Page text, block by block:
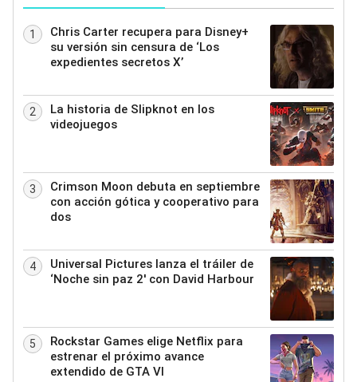
1
Chris Carter recupera para Disney+
su versión sin censura de ‘Los
expedientes secretos X’
2
La historia de Slipknot en los
videojuegos
3
Crimson Moon debuta en septiembre
con acción gótica y cooperativo para
dos
4
Universal Pictures lanza el tráiler de
‘Noche sin paz 2′ con David Harbour
5
Rockstar Games elige Netflix para
estrenar el próximo avance
extendido de GTA VI